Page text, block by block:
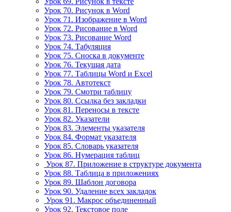
Урок 70. Рисунок в Word
Урок 71. Изображение в Word
Урок 72. Рисование в Word
Урок 73. Рисование Word
Урок 74. Табуляция
Урок 75. Сноска в документе
Урок 76. Текущая дата
Урок 77. Таблицы Word и Excel
Урок 78. Автотекст
Урок 79. Смотри таблицу
Урок 80. Ссылка без закладки
Урок 81. Переносы в тексте
Урок 82. Указатели
Урок 83. Элементы указателя
Урок 84. Формат указателя
Урок 85. Словарь указателя
Урок 86. Нумерация таблиц
Урок 87. Приложение в структуре документа
Урок 88. Таблица в приложениях
Урок 89. Шаблон договора
Урок 90. Удаление всех закладок
Урок 91. Макрос объединенный
Урок 92. Текстовое поле